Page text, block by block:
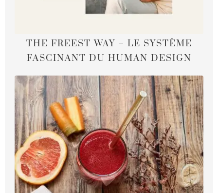
THE FREEST WAY – LE SYSTÈME
FASCINANT DU HUMAN DESIGN